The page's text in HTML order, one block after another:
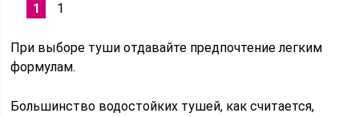
1
При выборе туши отдавайте предпочтение легким
формулам.
Большинство водостойких тушей, как считается,